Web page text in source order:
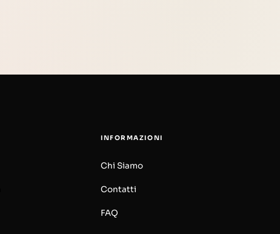
INFORMAZIONI
Chi Siamo
Contatti
FAQ